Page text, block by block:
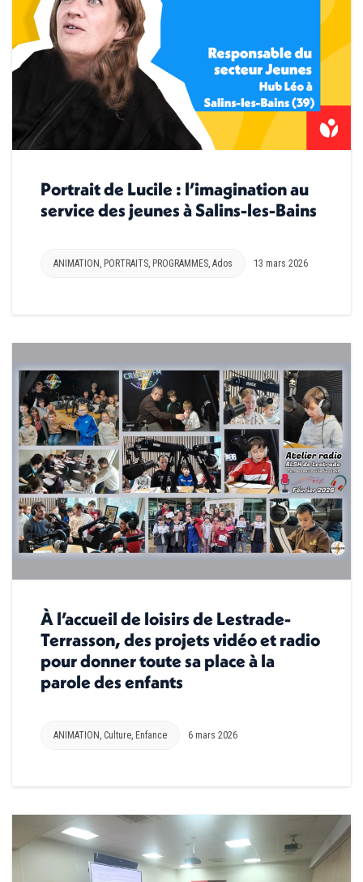
Portrait de Lucile : l’imagination au
service des jeunes à Salins-les-Bains
ANIMATION PORTRAITS PROGRAMMES Ados 13 mars 2026
À l’accueil de loisirs de Lestrade-
Terrasson, des projets vidéo et radio
pour donner toute sa place à la
parole des enfants
ANIMATION , Culture, Enfance 6 mars 2026